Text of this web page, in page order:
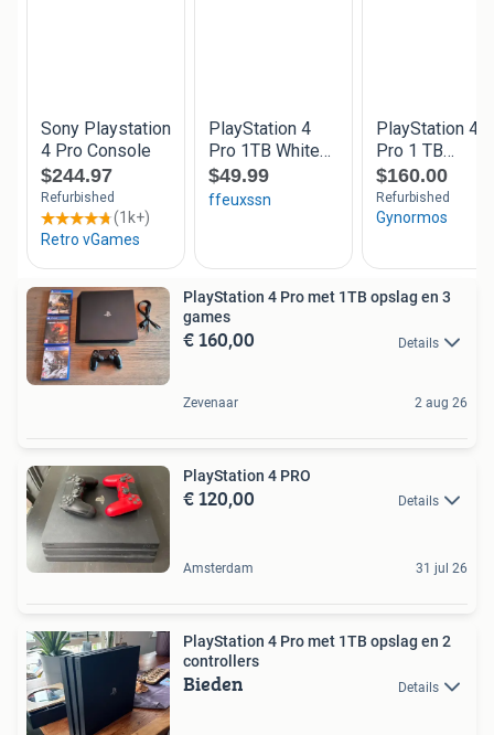
PlayStation 4 Pro met 1TB opslag en 3
games
€ 160,00 Details
Zevenaar 2 aug 26
PlayStation 4 PRO
€ 120,00 Details
Amsterdam 31 jul 26
PlayStation 4 Pro met 1TB opslag en 2
controllers
Bieden Details